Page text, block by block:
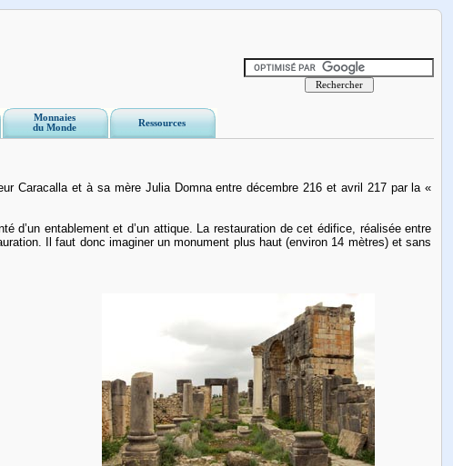
Monnaies
du Monde
Ressources
Caracalla et à sa mère Julia Domna entre décembre 216 et avril 217 par la «
d’un entablement et d’un attique. La restauration de cet édifice, réalisée entre
Il faut donc imaginer un monument plus haut (environ 14 mètres) et sans